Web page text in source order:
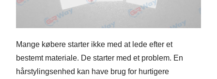
Mange købere starter ikke med at lede efter et
bestemt materiale. De starter med et problem. En
hårstylingsenhed kan have brug for hurtigere